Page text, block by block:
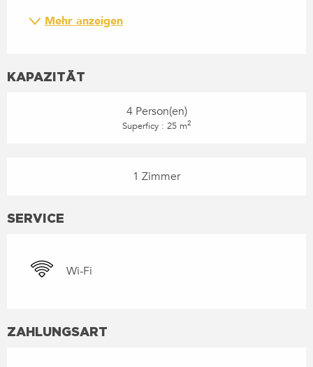
Mehr anzeigen
KAPAZITÄT
4 Person(en)
Superficy : 25 m2
1 Zimmer
SERVICE
Wi-Fi
ZAHLUNGSART